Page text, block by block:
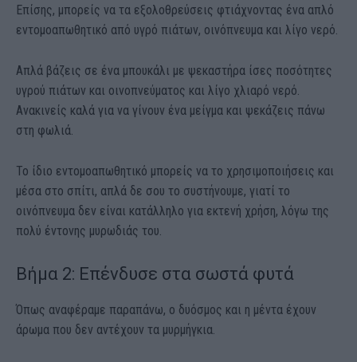
Επίσης, μπορείς να τα εξολοθρεύσεις φτιάχνοντας ένα απλό
εντομοαπωθητικό από υγρό πιάτων, οινόπνευμα και λίγο νερό.
Απλά βάζεις σε ένα μπουκάλι με ψεκαστήρα ίσες ποσότητες
υγρού πιάτων και οινοπνεύματος και λίγο χλιαρό νερό.
Ανακινείς καλά για να γίνουν ένα μείγμα και ψεκάζεις πάνω
στη φωλιά.
Το ίδιο εντομοαπωθητικό μπορείς να το χρησιμοποιήσεις και
μέσα στο σπίτι, απλά δε σου το συστήνουμε, γιατί το
οινόπνευμα δεν είναι κατάλληλο για εκτενή χρήση, λόγω της
πολύ έντονης μυρωδιάς του.
Βήμα 2: Επένδυσε στα σωστά φυτά
Όπως αναφέραμε παραπάνω, ο δυόσμος και η μέντα έχουν
άρωμα που δεν αντέχουν τα μυρμήγκια.